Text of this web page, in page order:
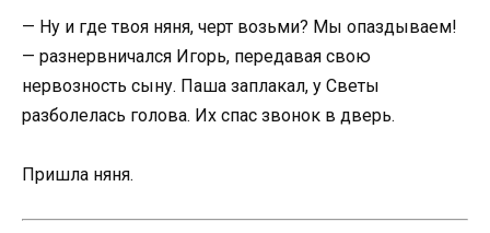
— Ну и где твоя няня, черт возьми? Мы опаздываем!
— разнервничался Игорь, передавая свою
нервозность сыну. Паша заплакал, у Светы
разболелась голова. Их спас звонок в дверь.
Пришла няня.